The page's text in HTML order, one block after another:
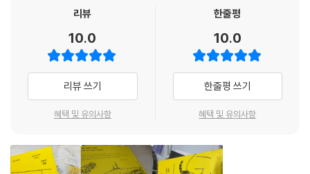
아무것도 하지 않아도 누군가가 되려 하지 않아도 괜찮다.
--- p.155
고양이와 함께 산다는 건 단순히 예쁘고 귀여운 존재와 살게 된다는 것이
없다고 애슝 작가는 말한다. 집 안에 가구를 들일 때도 나만을 생각하는 것
이 아니라 가구를 함께 사용할 뮤뮤의 입장에서도 생각하게 되고, 작가가
샤워를 할 때면 늘 문 앞을 지키는 뮤뮤가 벌컥 열리는 문에 다치지 않도록
욕실 안쪽에서 똑똑 노크하는 둘만의 에티켓(=냥티켓) 만들기도 한다. 이
렇게 하나씩 둘만의 삶의 방식을 만들어가고, 그 과정에서 서로를 알아가
“생각, 감정, 관계, 취향까지도 함께 수납하는 집에
리뷰
10.0
리뷰 쓰기
혜택 및 유의사항
한줄평
10.0
한줄평 쓰기
혜택 및 유의사항